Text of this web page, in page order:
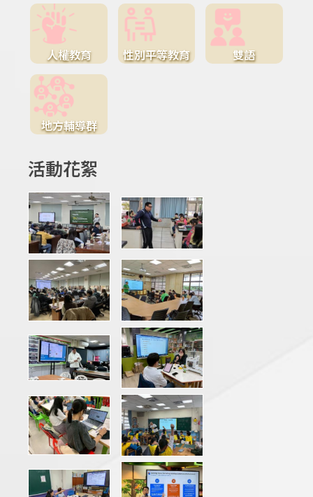
人權教育 性別平等教育 雙語
地方輔導群
活動花絮